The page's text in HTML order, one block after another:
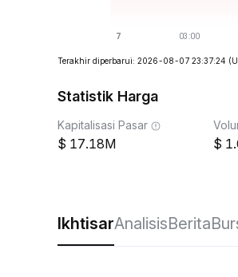
Terakhir diperbarui: 2026-08-07 23:37:24
Statistik Harga
Kapitalisasi Pasar
17.18M
IkhtisarAnalisisBerita